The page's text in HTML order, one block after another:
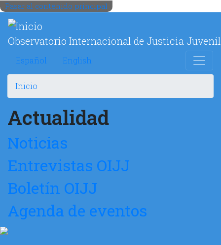
Pasar al contenido principal
Observatorio Internacional de Justicia Juvenil
Español English
Inicio
Actualidad
Noticias
Entrevistas OIJJ
Boletín OIJJ
Agenda de eventos